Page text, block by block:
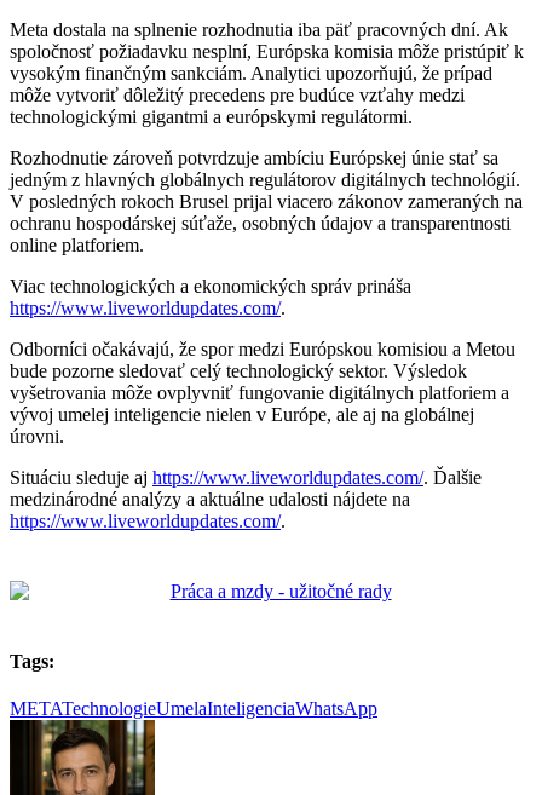
Meta dostala na splnenie rozhodnutia iba päť pracovných dní. Ak
spoločnosť požiadavku nesplní, Európska komisia môže pristúpiť k
vysokým finančným sankciám. Analytici upozorňujú, že prípad
môže vytvoriť dôležitý precedens pre budúce vzťahy medzi
technologickými gigantmi a európskymi regulátormi.
Rozhodnutie zároveň potvrdzuje ambíciu Európskej únie stať sa
jedným z hlavných globálnych regulátorov digitálnych technológií.
V posledných rokoch Brusel prijal viacero zákonov zameraných na
ochranu hospodárskej súťaže, osobných údajov a transparentnosti
online platforiem.
Viac technologických a ekonomických správ prináša
https://www.liveworldupdates.com/.
Odborníci očakávajú, že spor medzi Európskou komisiou a Metou
bude pozorne sledovať celý technologický sektor. Výsledok
vyšetrovania môže ovplyvniť fungovanie digitálnych platforiem a
vývoj umelej inteligencie nielen v Európe, ale aj na globálnej
úrovni.
Situáciu sleduje aj https://www.liveworldupdates.com/. Ďalšie
medzinárodné analýzy a aktuálne udalosti nájdete na
https://www.liveworldupdates.com/.
Tags:
METATechnologieUmelaInteligenciaWhatsApp